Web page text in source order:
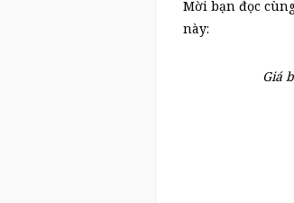
Mời bạn đọc
này:
Giá